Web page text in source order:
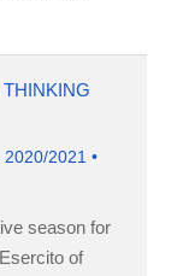
season for
of